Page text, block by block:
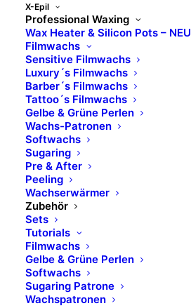
X-Epil
Professional Waxing
Wax Heater & Silicon Pots – NEU
Filmwachs
Sensitive Filmwachs
Luxury´s Filmwachs
Barber´s Filmwachs
Tattoo´s Filmwachs
Gelbe & Grüne Perlen
Wachs-Patronen
Softwachs
Sugaring
Pre & After
Peeling
Wachserwärmer
Zubehör
Sets
Tutorials
Filmwachs
Gelbe & Grüne Perlen
Softwachs
Sugaring Patrone
Wachspatronen